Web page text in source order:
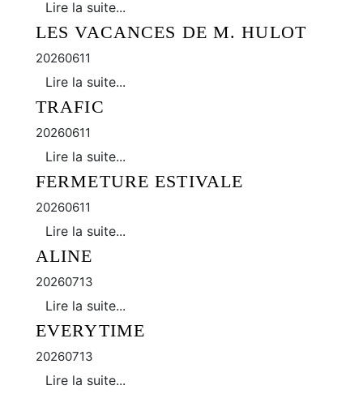
Lire la suite...
LES VACANCES DE M. HULOT
20260611
Lire la suite...
TRAFIC
20260611
Lire la suite...
FERMETURE ESTIVALE
20260611
Lire la suite...
ALINE
20260713
Lire la suite...
EVERYTIME
20260713
Lire la suite...